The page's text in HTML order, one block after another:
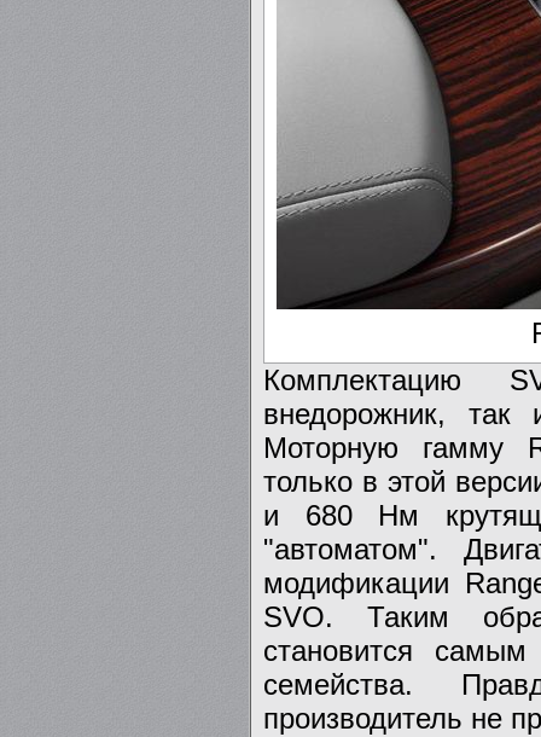
Комплектацию
внедорожник, так
Моторную гамму
только в этой
и 680 Нм
"автоматом".
модификации
SVO. Таким
становится
семейства.
производитель не